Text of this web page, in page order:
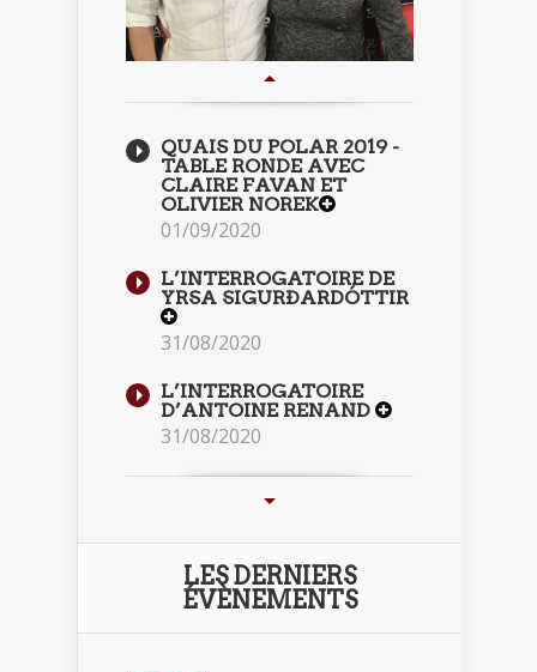
QUAIS DU POLAR 2019 -
TABLE RONDE AVEC
CLAIRE FAVAN ET
OLIVIER NOREK
01/09/2020
L’INTERROGATOIRE DE
YRSA SIGURÐARDÓTTIR
31/08/2020
L’INTERROGATOIRE
D’ANTOINE RENAND
31/08/2020
LES DERNIERS
ÉVÈNEMENTS